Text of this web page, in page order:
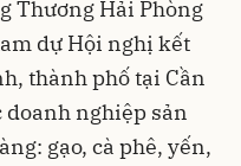
Thương Hải Phòng
dự Hội nghị kết
thành phố tại Cần
doanh nghiệp sản
gạo, cà phê, yến,